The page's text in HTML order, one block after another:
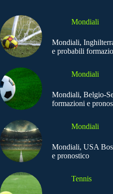
Mondiali
Mondiali,
e probabili
Mondiali
Mondiali, Belgio-
formazioni e
Mondiali
Mondiali, USA
e pronostico
Tennis